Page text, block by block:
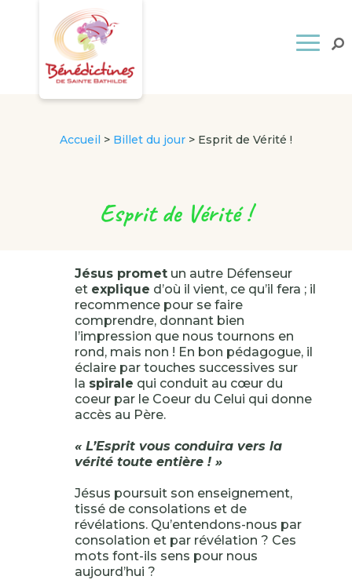
Accueil > Billet du jour> Esprit de Vérité !
Esprit de Vérité !
Jésus prometun autre Défenseur
et explique d’où il vient, ce qu’il fera ; il
recommence pour se faire
comprendre, donnant bien
l’impression que nous tournons en
rond, mais non ! En bon pédagogue, il
éclaire par touches successives sur
la spirale qui conduit au cœur du
coeur par le Coeur du Celui qui donne
accès au Père.
« L’Esprit vous conduira vers la
vérité toute entière ! »
Jésus poursuit son enseignement,
tissé de consolations et de
révélations. Qu’entendons-nous par
consolation et par révélation ? Ces
mots font-ils sens pour nous
aujourd’hui ?